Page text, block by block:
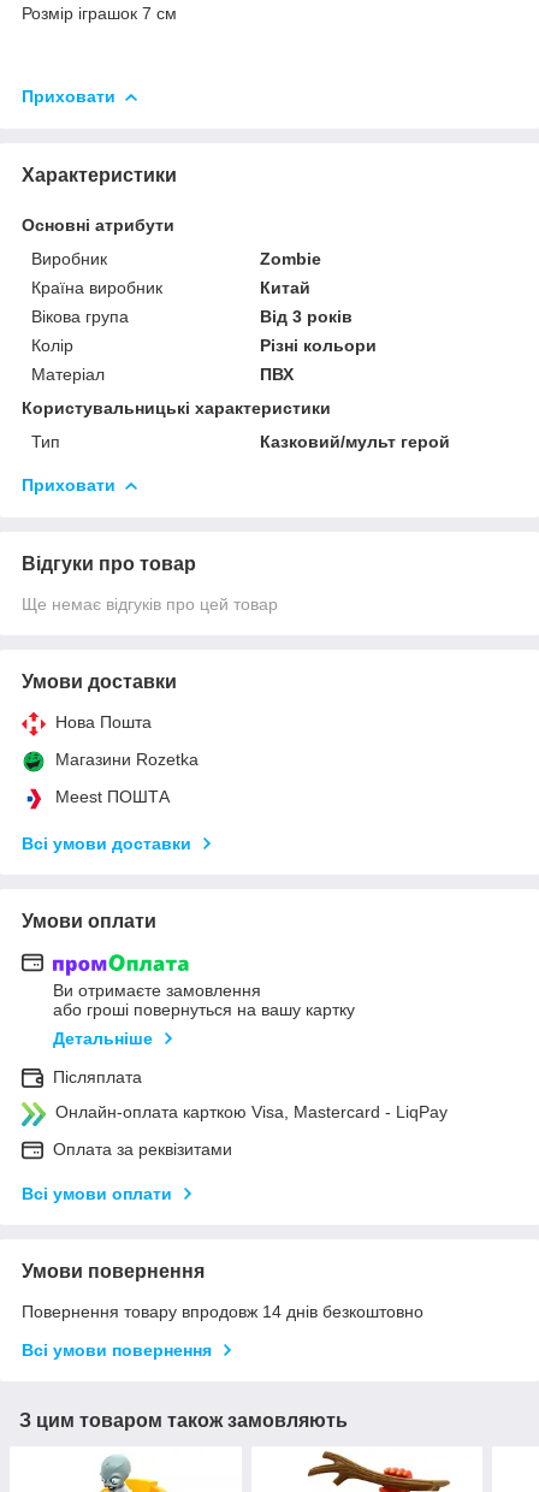
Розмір іграшок 7 см
Приховати
Характеристики
Основні атрибути
Виробник
Zombie
Країна виробник
Китай
Вікова група
Від 3 років
Колір
Різні кольори
Матеріал
ПВХ
Користувальницькі характеристики
Тип
Казковий/мульт герой
Приховати
Відгуки про товар
Ще немає відгуків про цей товар
Умови доставки
Нова Пошта
Магазини Rozetka
Meest ПОШТА
Всі умови доставки
Умови оплати
Ви отримаєте замовлення
або гроші повернуться на вашу картку
Детальніше
Післяплата
Онлайн-оплата карткою Visa, Mastercard - LiqPay
Оплата за реквізитами
Всі умови оплати
Умови повернення
Повернення товару впродовж 14 днів безкоштовно
Всі умови повернення
З цим товаром також замовляють